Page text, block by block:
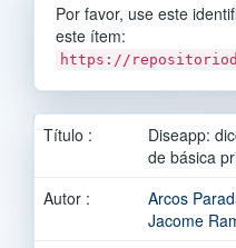
Por favor, use este
este ítem:
https://
Título :
Diseapp:
de básica
Autor :
Arcos
Jacome